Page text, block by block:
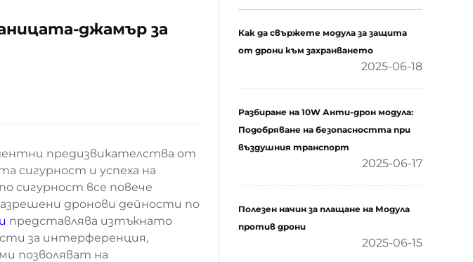
джамър за
предизвикателства от
сигурност и успеха на
сигурност все повече
дронови дейности по
представлява изтъкнато
за интерференция,
позволяват на
Как да свържете модула за защита
от дрони към захранването
2025-06-18
Разбиране на 10W Анти-дрон модула:
Подобряване на безопасността при
въздушния транспорт
2025-06-17
Полезен начин за плащане на Модула
против дрони
2025-06-15